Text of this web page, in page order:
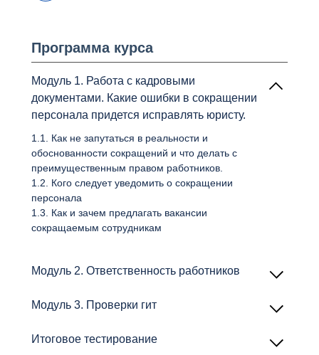
Программа курса
Модуль 1. Работа с кадровыми
документами. Какие ошибки в сокращении
персонала придется исправлять юристу.
1.1. Как не запутаться в реальности и
обоснованности сокращений и что делать с
преимущественным правом работников.
1.2. Кого следует уведомить о сокращении
персонала
1.3. Как и зачем предлагать вакансии
сокращаемым сотрудникам
Модуль 2. Ответственность работников
дисциплины
ответственности
Модуль 3. Проверки гит
ГИТ и когда можно возразить на незаконные
Итоговое тестирование